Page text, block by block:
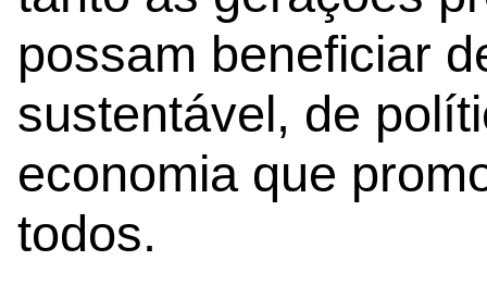
possam beneficiar
sustentável, de
economia que
todos.